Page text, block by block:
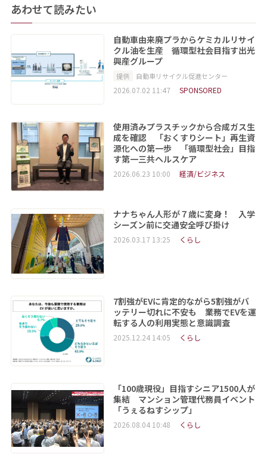
あわせて読みたい
自動車由来廃プラからケミカルリサイ
クル油を生産 循環型社会目指す出光
興産グループ
提供 自動車リサイクル促進センター
2026.07.02 11:47 SPONSORED
使用済みプラスチックから合成ガス生
成を確認 「おくすりシート」再生資
源化への第一歩 「循環型社会」目指
す第一三共ヘルスケア
2026.06.23 10:00 経済/ビジネス
ナナちゃん人形が７歳に変身！ 入学
シーズン前に交通安全呼び掛け
2026.03.17 13:25 くらし
7割強がEVに肯定的ながら5割強がバ
ッテリー切れに不安も 業務でEVを運
転する人の利用実態と意識調査
2025.12.24 14:05 くらし
「100歳現役」目指すシニア1500人が
集結 マンション管理代務員イベント
「うぇるねすシップ」
2026.08.04 10:48 くらし